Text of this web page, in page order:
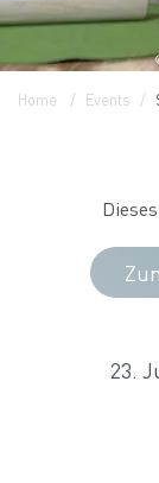
Home Events
23.